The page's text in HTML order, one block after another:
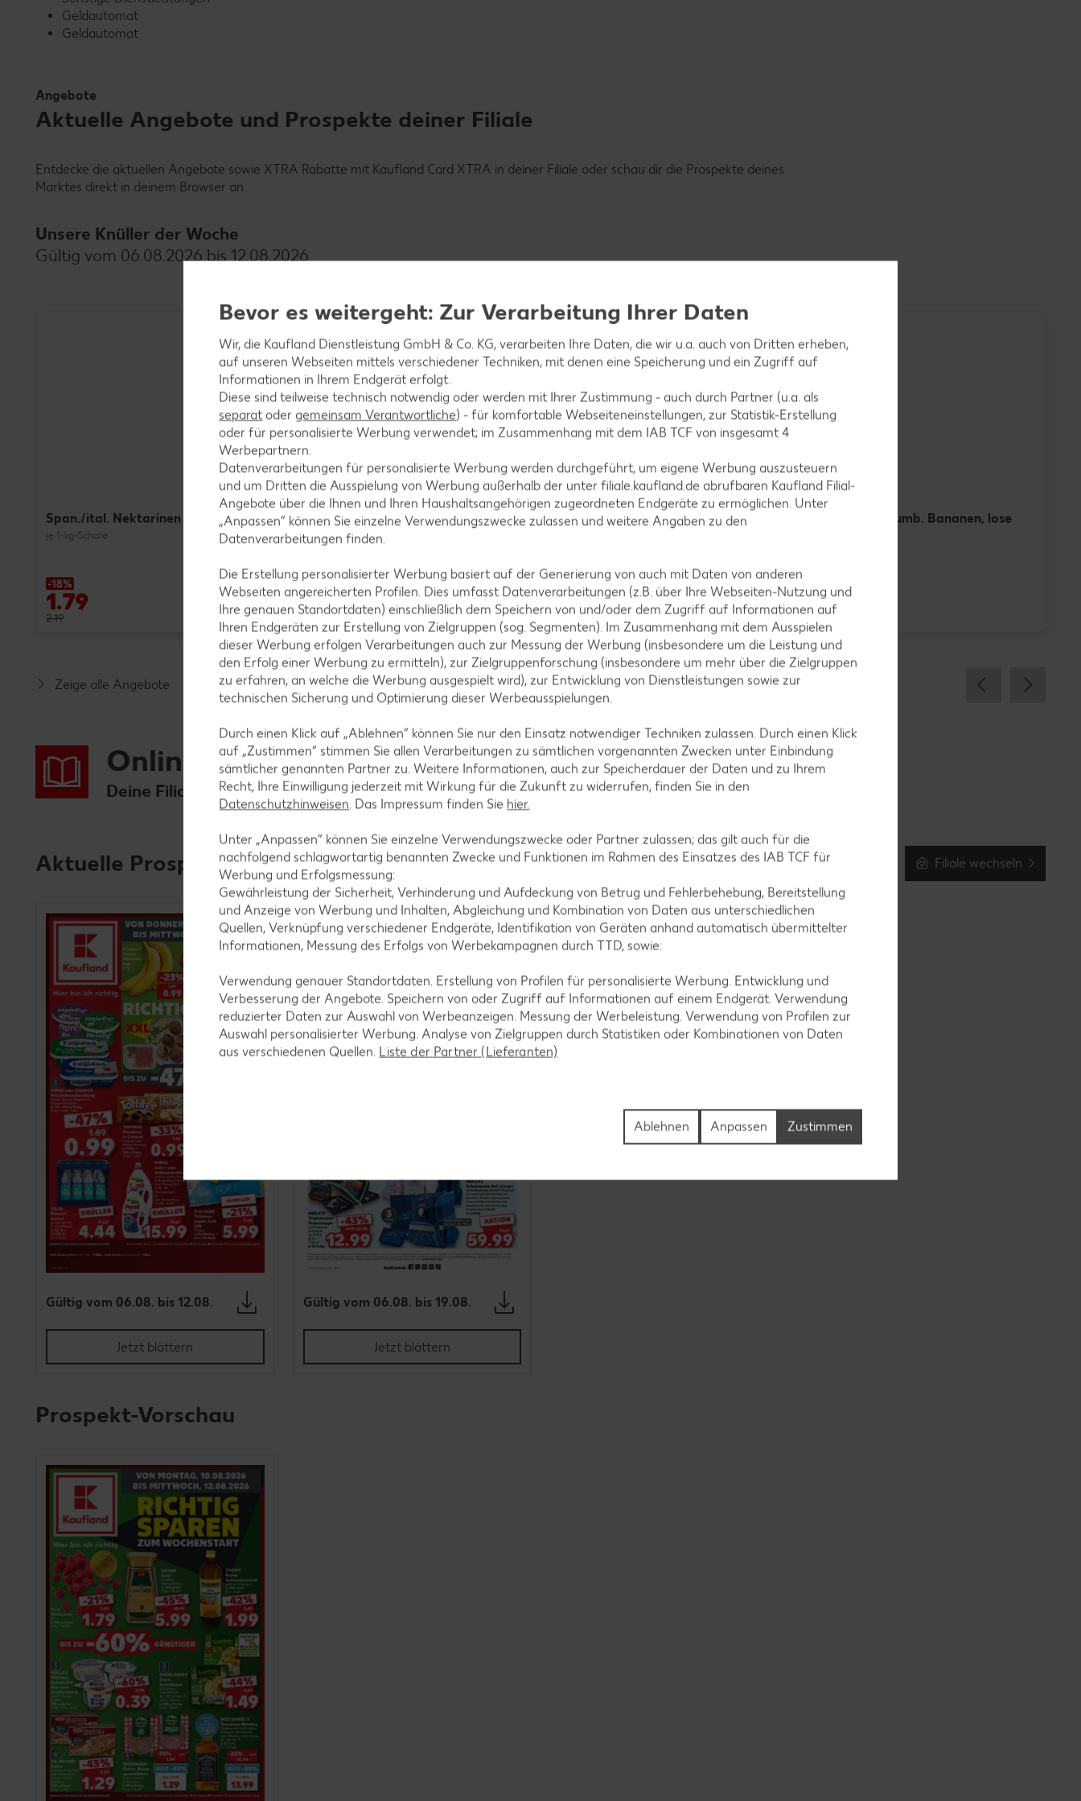
Geldautomat
Geldautomat
Angebote
Aktuelle Angebote und Prospekte deiner Filiale
Entdecke die aktuellen Angebote sowie XTRA Rabatte mit Kaufland Card XTRA in deiner Filiale oder schau dir die Prospekte deines
Marktes direkt in deinem Browser an.
Unsere Knüller der Woche
Gültig vom 06.08.2026 bis 12.08.2026
Span./ital. Nektarinen
je 1-kg-Schale
-18%
1.79
2.19
MIREE oder EXQUISA
Frischkäsezubereitung
je 135 - 200-g-Packg.
(1 kg = 4.95 - 7.34)
-47%
0.99
1.89
Ital. Mini-Wassermelone, lose
je Stück
-20%
1.99
2.49
Ecuador./kolumb. Bananen, lose
0.99
1.29
Zeige alle Angebote
Online-Prospekte
Deine Filiale: Kaufland Oldenburg
Aktuelle Prospekte Filiale wechseln
Gültig vom 06.08. bis 12.08.
Jetzt blättern
Gültig vom 06.08. bis 19.08.
Jetzt blättern
Prospekt-Vorschau
Bevor es weitergeht: Zur Verarbeitung Ihrer Daten
Wir, die Kaufland Dienstleistung GmbH & Co. KG, verarbeiten Ihre Daten, die wir u.a. auch von Dritten erheben,
auf unseren Webseiten mittels verschiedener Techniken, mit denen eine Speicherung und ein Zugriff auf
Informationen in Ihrem Endgerät erfolgt.
Diese sind teilweise technisch notwendig oder werden mit Ihrer Zustimmung - auch durch Partner (u.a. als
separat oder gemeinsam Verantwortliche) - für komfortable Webseiteneinstellungen, zur Statistik-Erstellung
oder für personalisierte Werbung verwendet; im Zusammenhang mit dem IAB TCF von insgesamt4
Werbepartnern.
Datenverarbeitungen für personalisierte Werbung werden durchgeführt, um eigene Werbung auszusteuern
und um Dritten die Ausspielung von Werbung außerhalb der unter filiale.kaufland.de abrufbaren Kaufland Filial-
Angebote über die Ihnen und Ihren Haushaltsangehörigen zugeordneten Endgeräte zu ermöglichen. Unter
„Anpassen“ können Sie einzelne Verwendungszwecke zulassen und weitere Angaben zu den
Datenverarbeitungen finden.
Die Erstellung personalisierter Werbung basiert auf der Generierung von auch mit Daten von anderen
Webseiten angereicherten Profilen. Dies umfasst Datenverarbeitungen (z.B. über Ihre Webseiten-Nutzung und
Ihre genauen Standortdaten) einschließlich dem Speichern von und/oder dem Zugriff auf Informationen auf
Ihren Endgeräten zur Erstellung von Zielgruppen (sog. Segmenten). Im Zusammenhang mit dem Ausspielen
dieser Werbung erfolgen Verarbeitungen auch zur Messung der Werbung (insbesondere um die Leistung und
den Erfolg einer Werbung zu ermitteln), zur Zielgruppenforschung (insbesondere um mehr über die Zielgruppen
zu erfahren, an welche die Werbung ausgespielt wird), zur Entwicklung von Dienstleistungen sowie zur
technischen Sicherung und Optimierung dieser Werbeausspielungen.
Durch einen Klick auf „Ablehnen“ können Sie nur den Einsatz notwendiger Techniken zulassen. Durch einen Klick
auf „Zustimmen“ stimmen Sie allen Verarbeitungen zu sämtlichen vorgenannten Zwecken unter Einbindung
sämtlicher genannten Partner zu. Weitere Informationen, auch zur Speicherdauer der Daten und zu Ihrem
Recht, Ihre Einwilligung jederzeit mit Wirkung für die Zukunft zu widerrufen, finden Sie in den
Datenschutzhinweisen. Das Impressum finden Sie hier.
Unter „Anpassen“ können Sie einzelne Verwendungszwecke oder Partner zulassen; das gilt auch für die
nachfolgend schlagwortartig benannten Zwecke und Funktionen im Rahmen des Einsatzes des IAB TCF für
Werbung und Erfolgsmessung:
Gewährleistung der Sicherheit, Verhinderung und Aufdeckung von Betrug und Fehlerbehebung, Bereitstellung
und Anzeige von Werbung und Inhalten, Abgleichung und Kombination von Daten aus unterschiedlichen
Quellen, Verknüpfung verschiedener Endgeräte, Identifikation von Geräten anhand automatisch übermittelter
Informationen, Messung des Erfolgs von Werbekampagnen durch TTD, sowie:
Verwendung genauer Standortdaten. Erstellung von Profilen für personalisierte Werbung. Entwicklung und
Verbesserung der Angebote. Speichern von oder Zugriff auf Informationen auf einem Endgerät. Verwendung
reduzierter Daten zur Auswahl von Werbeanzeigen. Messung der Werbeleistung. Verwendung von Profilen zur
Auswahl personalisierter Werbung. Analyse von Zielgruppen durch Statistiken oder Kombinationen von Daten
aus verschiedenen Quellen. Liste der Partner (Lieferanten)
Zustimmen
Anpassen
Ablehnen